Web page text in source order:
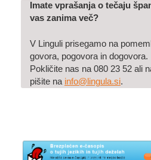
Imate vprašanja o tečaju
vas zanima več?
V Linguli prisegamo na
govora, pogovora in dogovora.
Pokličite nas na 080 23 52 ali
pišite na info@lingula.si.